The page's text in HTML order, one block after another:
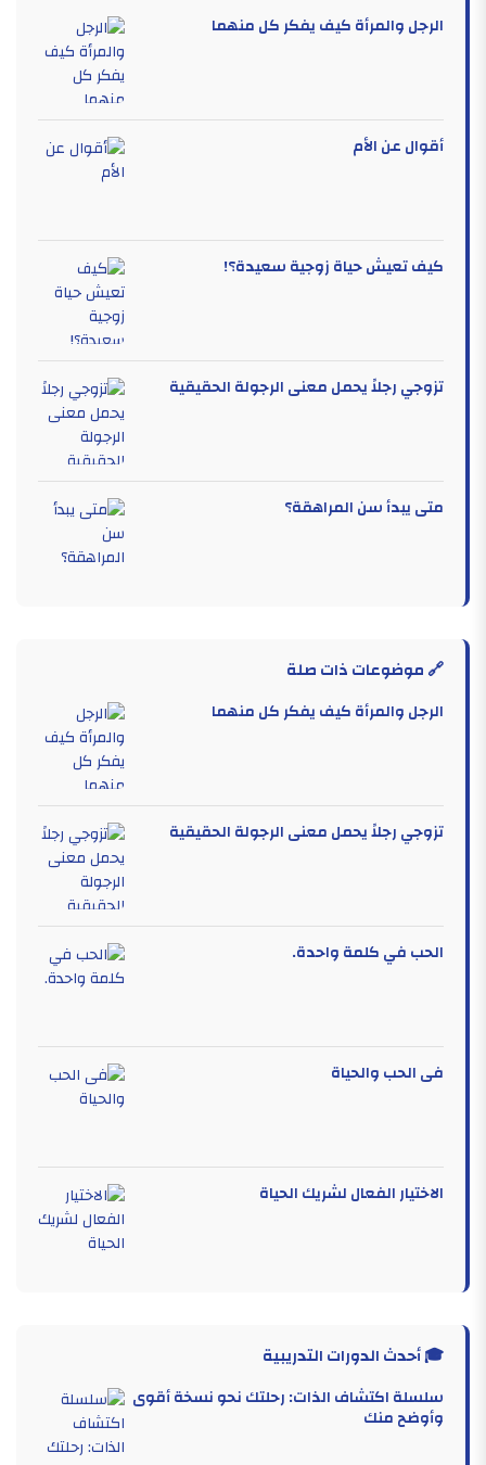
الرجل والمرأة كيف يفكر كل منهما
أقوال عن الأم
كيف تعيش حياة زوجية سعيدة؟!
تزوجي رجلاً يحمل معنى الرجولة الحقيقية
متى يبدأ سن المراهقة؟
🔗 موضوعات ذات صلة
الرجل والمرأة كيف يفكر كل منهما
تزوجي رجلاً يحمل معنى الرجولة الحقيقية
الحب في كلمة واحدة.
فى الحب والحياة
الاختيار الفعال لشريك الحياة
🎓 أحدث الدورات التدريبية
سلسلة اكتشاف الذات: رحلتك نحو نسخة أقوى
وأوضح منك